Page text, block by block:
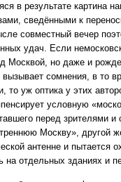
в результате картина
сведёнными к
совместный вечер
удач. Если
Москвой, но даже и
сомнения, в то
то уж оптика у этих
условную
перед зрителями
Москву», другой
антенне и пытается
на отдельных зданиях и